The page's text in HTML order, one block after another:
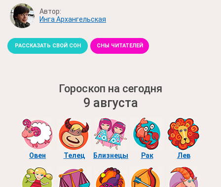
Автор:
Инга Архангельская
РАССКАЗАТЬ СВОЙ СОН СНЫ ЧИТАТЕЛЕЙ
Гороскоп на сегодня
9 августа
Овен Телец Близнецы Рак Лев